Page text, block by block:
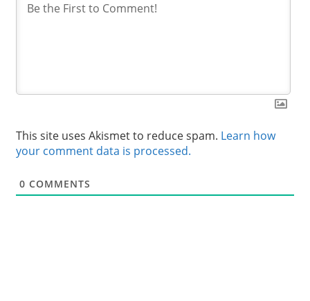
This site uses Akismet to reduce spam. Learn how
your comment data is processed.
0 COMMENTS